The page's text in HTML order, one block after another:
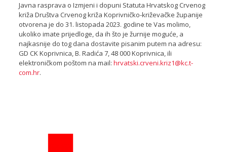
Javna rasprava o Izmjeni i dopuni Statuta Hrvatskog Crvenog
križa Društva Crvenog križa Koprivničko-križevačke županije
otvorena je do 31. listopada 2023. godine te Vas molimo,
ukoliko imate prijedloge, da ih što je žurnije moguće, a
najkasnije do tog dana dostavite pisanim putem na adresu:
GD CK Koprivnica, B. Radića 7, 48 000 Koprivnica, ili
elektroničkom poštom na mail: hrvatski.crveni.kriz1@kc.t-
com.hr.